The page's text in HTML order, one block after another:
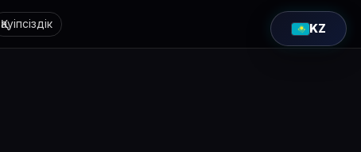
Қауіпсіздік KZ